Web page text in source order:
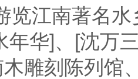
览江南著名
年华]、[沈万
雕刻陈列馆